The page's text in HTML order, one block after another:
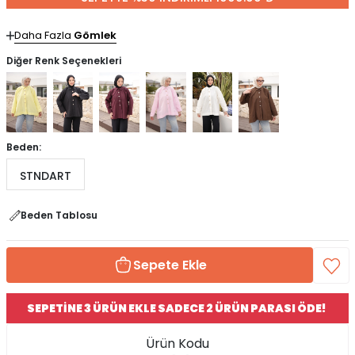
Daha Fazla Gömlek
Diğer Renk Seçenekleri
Beden:
STNDART
Beden Tablosu
Sepete Ekle
SEPETİNE 3 ÜRÜN EKLE SADECE 2 ÜRÜN PARASI ÖDE!
Ürün Kodu